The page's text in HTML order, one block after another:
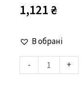
1,121₴
В обрані
-
Срібний
підвіс
"Промінь
+